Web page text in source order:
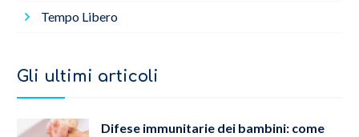
Tempo Libero
Gli ultimi articoli
Difese immunitarie dei bambini: come